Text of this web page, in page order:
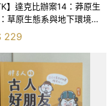
】達克比辦案14：莽原生
草原生態系與地下環境的
應_柯智元
229